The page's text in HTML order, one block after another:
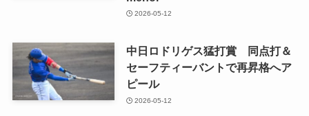
2026-05-12
中日ロドリゲス猛打賞 同点打＆
セーフティーバントで再昇格へア
ピール
2026-05-12